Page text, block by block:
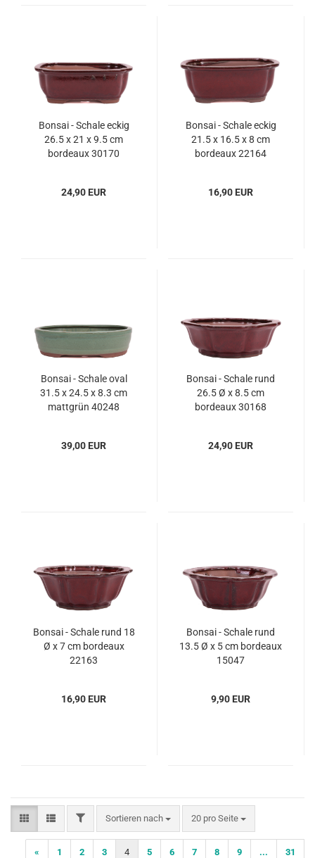
Bonsai - Schale eckig
26.5 x 21 x 9.5 cm
bordeaux 30170
24,90 EUR
Bonsai - Schale eckig
21.5 x 16.5 x 8 cm
bordeaux 22164
16,90 EUR
Bonsai - Schale oval
31.5 x 24.5 x 8.3 cm
mattgrün 40248
39,00 EUR
Bonsai - Schale rund
26.5 Ø x 8.5 cm
bordeaux 30168
24,90 EUR
Bonsai - Schale rund 18
Ø x 7 cm bordeaux
22163
16,90 EUR
Bonsai - Schale rund
13.5 Ø x 5 cm bordeaux
15047
9,90 EUR
FILTERSortieren nach
Sortieren nach 20 pro Seite
pro Seite
« 1 2 3 4 5 6 7 8 9 ... 31